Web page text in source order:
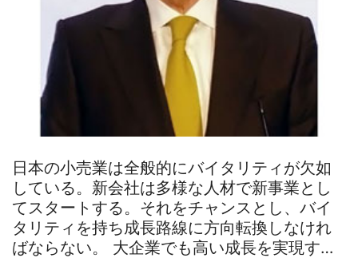
日本の小売業は全般的にバイタリティが欠如
している。新会社は多様な人材で新事業とし
てスタートする。それをチャンスとし、バイ
タリティを持ち成長路線に方向転換しなけれ
ばならない。 大企業でも高い成長を実現す…